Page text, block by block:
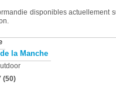
disponibles actuellement
la Manche
(50)